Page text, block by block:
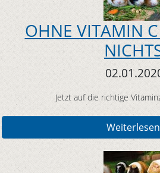
OHNE VITAMIN
Jetzt auf die richtige
Weiterlesen